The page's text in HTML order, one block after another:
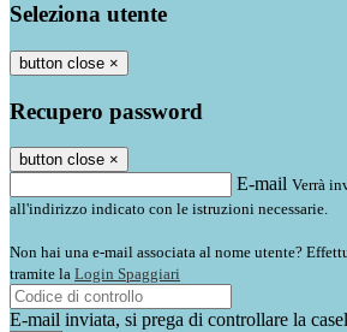
Seleziona utente
button close ×
Recupero password
button close ×
E-mail Verrà
all'indirizzo indicato con le istruzioni necessarie.
Non hai una e-mail associata al nome utente?
tramite la Login Spaggiari
E-mail inviata, si prega di controllare la